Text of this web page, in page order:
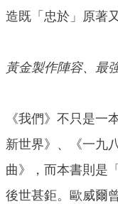
造既「忠於」原著
黃金製作陣容、最
《我們》不只是一
新世界》、《一九
曲》，而本書則是
後世甚鉅。歐威爾